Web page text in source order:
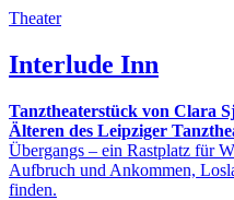
Theater
Interlude Inn
Tanztheaterstück von Clara
Älteren des Leipziger
Übergangs – ein Rastplatz für
Aufbruch und Ankommen,
finden.